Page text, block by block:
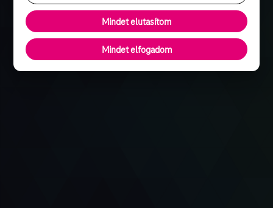
Mindet elutasítom
Mindet elfogadom